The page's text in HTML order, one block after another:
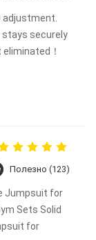
adjustment.
stays securely
！
Полезно (123)
Jumpsuit for
Sets Solid
for